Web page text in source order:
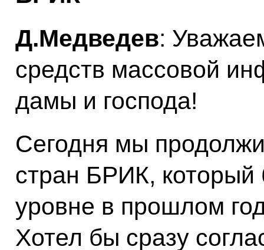
Д.Медведев:
средств массовой
дамы и господа!
Сегодня мы
стран БРИК,
уровне в прошлом
Хотел бы сразу